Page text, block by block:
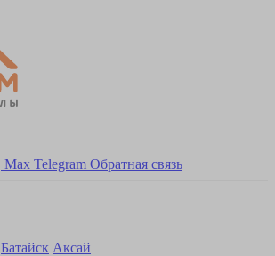
Max Telegram Обратная связь
Батайск Аксай